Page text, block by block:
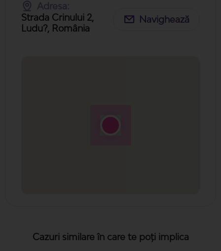
Adresa:
Strada Crinului 2,
Ludu?, România
Navighează
Cazuri similare în care te poți implica